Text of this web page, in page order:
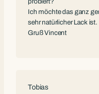
Ich möchte das ganz
sehr natürlicher Lack ist.
Gruß Vincent
Tobias